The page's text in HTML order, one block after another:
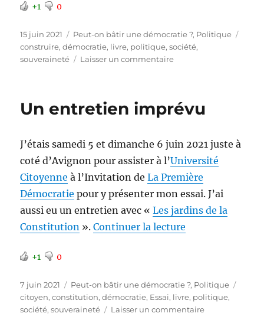
+1 0
Publié
le
15 juin 2021 Catégories
Peut-on bâtir une démocratie ?, Politique
construire,démocratie, livre, politique,société,
souveraineté
Laisser un commentairesur
l’université
Un entretien imprévu
J’étais samedi 5 et dimanche 6 juin 2021 juste à
coté d’Avignon pour assister à l’Université
Citoyenne à l’Invitation deLa Première
Démocratie pour y présenter mon essai. J’ai
aussi eu un entretien avec «Les jardins de la
Constitution ».Continuer la lecture
+1 0
Publié
le
7 juin 2021 Catégories
Peut-on bâtir une démocratie ?, Politique
citoyen,constitution,démocratie, Essai, livre, politique,
société,souveraineté Laisser un commentairesur